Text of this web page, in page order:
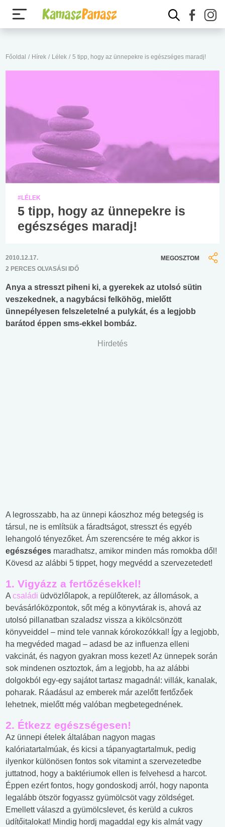
Főoldal / Hírek / Lélek / 5 tipp, hogy az ünnepekre is egészséges maradj!
#LÉLEK
5 tipp, hogy az ünnepekre is
egészséges maradj!
2010.12.17.
2 PERCES OLVASÁSI IDŐ
MEGOSZTOM
Anya a stresszt piheni ki, a gyerekek az utolsó sütin
veszekednek, a nagybácsi felköhög, mielőtt
ünnepélyesen felszeletelné a pulykát, és a legjobb
barátod éppen sms-ekkel bombáz.
Hirdetés
A legrosszabb, ha az ünnepi káoszhoz még betegség is
társul, ne is említsük a fáradtságot, stresszt és egyéb
lehangoló tényezőket. Ám szerencsére te még akkor is
egészséges maradhatsz, amikor minden más romokba dől!
Kövesd az alábbi 5 tippet, hogy megvédd a szervezetedet!
1. Vigyázz a fertőzésekkel!
A családi üdvözlőlapok, a repülőterek, az állomások, a
bevásárlóközpontok, sőt még a könyvtárak is, ahová az
utolsó pillanatban szaladsz vissza a kikölcsönzött
könyveiddel – mind tele vannak kórokozókkal! Így a legjobb,
ha megvéded magad – adasd be az influenza elleni
vakcinát, és nagyon gyakran moss kezet! Az ünnepek során
sok mindenen osztoztok, ám a legjobb, ha az alábbi
dolgokból egy-egy sajátot tartasz magadnál: villák, kanalak,
poharak. Ráadásul az emberek már azelőtt fertőzőek
lehetnek, mielőtt még valóban megbetegednének.
2. Étkezz egészségesen!
Az ünnepi ételek általában nagyon magas
kalóriatartalmúak, és kicsi a tápanyagtartalmuk, pedig
ilyenkor különösen fontos sok vitamint a szervezetedbe
juttatnod, hogy a baktériumok ellen is felvehesd a harcot.
Éppen ezért fontos, hogy gondoskodj arról, hogy naponta
legalább ötször fogyassz gyümölcsöt vagy zöldséget.
Emellett válaszd a gyümölcslevet, és kerüld a cukros
üdítőitalokat! Mindig hordj magaddal egy kis almát vagy